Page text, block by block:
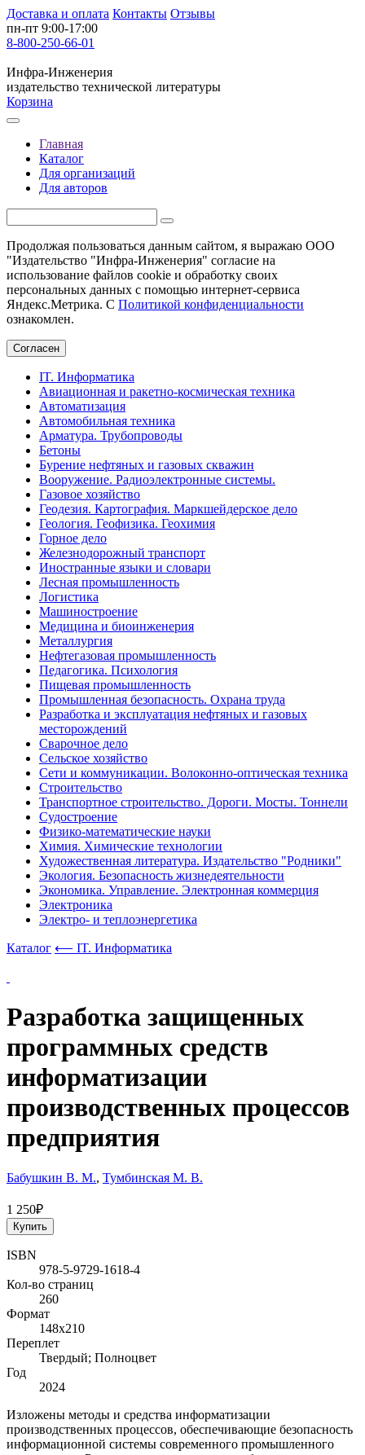
Доставка и оплата Контакты Отзывы
пн-пт 9:00-17:00
8-800-250-66-01
Инфра-Инженерия
издательство технической литературы
Корзина
Главная
Каталог
Для организаций
Для авторов
Продолжая пользоваться данным сайтом, я выражаю ООО
"Издательство "Инфра-Инженерия" согласие на
использование файлов cookie и обработку своих
персональных данных с помощью интернет-сервиса
Яндекс.Метрика. С Политикой конфиденциальности
ознакомлен.
Согласен
IT. Информатика
Авиационная и ракетно-космическая техника
Автоматизация
Автомобильная техника
Арматура. Трубопроводы
Бетоны
Бурение нефтяных и газовых скважин
Вооружение. Радиоэлектронные системы.
Газовое хозяйство
Геодезия. Картография. Маркшейдерское дело
Геология. Геофизика. Геохимия
Горное дело
Железнодорожный транспорт
Иностранные языки и словари
Лесная промышленность
Логистика
Машиностроение
Медицина и биоинженерия
Металлургия
Нефтегазовая промышленность
Педагогика. Психология
Пищевая промышленность
Промышленная безопасность. Охрана труда
Разработка и эксплуатация нефтяных и газовых
месторождений
Сварочное дело
Сельское хозяйство
Сети и коммуникации. Волоконно-оптическая техника
Строительство
Транспортное строительство. Дороги. Мосты. Тоннели
Судостроение
Физико-математические науки
Химия. Химические технологии
Художественная литература. Издательство "Родники"
Экология. Безопасность жизнедеятельности
Экономика. Управление. Электронная коммерция
Электроника
Электро- и теплоэнергетика
Каталог ⟵ IT. Информатика
Разработка защищенных
программных средств
информатизации
производственных процессов
предприятия
Бабушкин В. М., Тумбинская М. В.
1 250₽
Купить
ISBN
978-5-9729-1618-4
Кол-во страниц
260
Формат
148x210
Переплет
Твердый; Полноцвет
Год
2024
Изложены методы и средства информатизации
производственных процессов, обеспечивающие безопасность
информационной системы современного промышленного